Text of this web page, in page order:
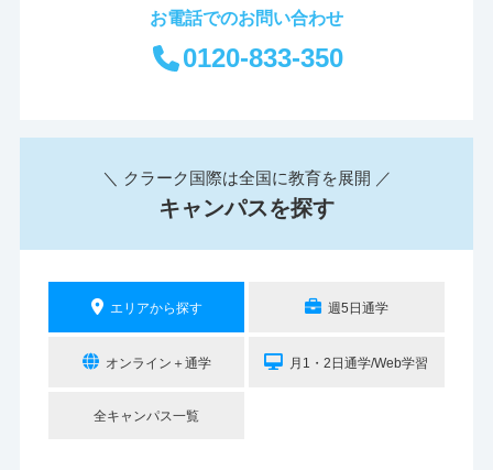
お電話でのお問い合わせ
0120-833-350
＼ クラーク国際は全国に教育を展開 ／
キャンパスを探す
エリアから探す 週5日通学
オンライン＋通学 月1・2日通学/Web学習
全キャンパス一覧